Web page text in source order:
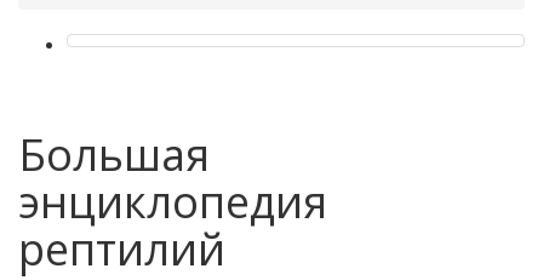
Большая
энциклопедия
рептилий